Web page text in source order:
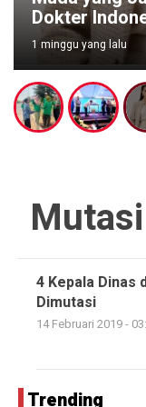
Dokter
1 minggu yang lalu
4 Kepala Dinas
Dimutasi
14 Februari 2019 -
Trending